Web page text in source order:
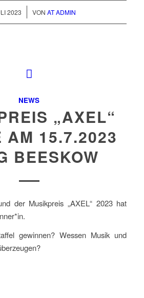
2023 VON AT ADMIN
NEWS
„AXEL“
AM 15.7.2023
BEESKOW
der Musikpreis „AXEL“ 2023 hat
gewinnen? Wessen Musik und